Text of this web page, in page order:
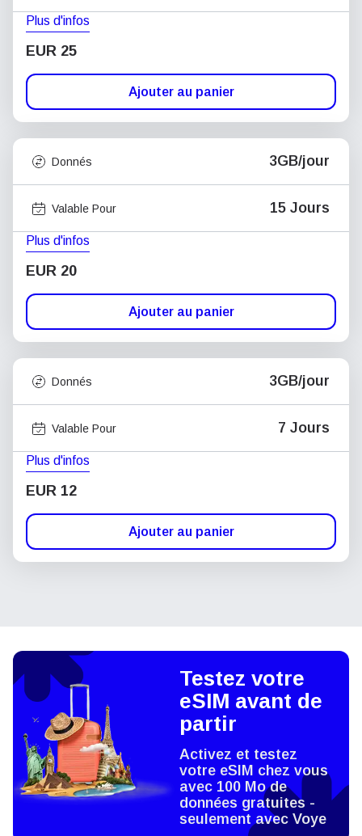
Plus d'infos
EUR 25
Ajouter au panier
Donnés 3GB/jour
Valable Pour 15 Jours
Plus d'infos
EUR 20
Ajouter au panier
Donnés 3GB/jour
Valable Pour 7 Jours
Plus d'infos
EUR 12
Ajouter au panier
Testez votre
eSIM avant de
partir
Activez et testez
votre eSIM chez vous
avec 100 Mo de
données gratuites -
seulement avec Voye